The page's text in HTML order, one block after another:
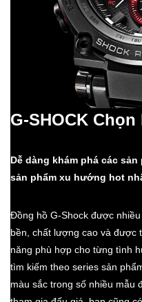
G-SHOCK Chọn
Dễ dàng khám phá các
sản phẩm xu hướng hot
Đồng hồ G-Shock được
bền, chất lượng cao và được
năng phù hợp cho từng tình
tìm kiếm theo series sản
màu sắc trong số nhiều mẫu